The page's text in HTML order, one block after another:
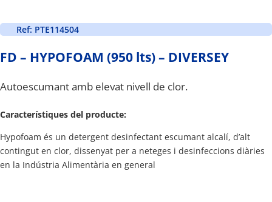
Ref: PTE114504
FD – HYPOFOAM (950 lts) – DIVERSEY
Autoescumant amb elevat nivell de clor.
Característiques del producte:
Hypofoam és un detergent desinfectant escumant alcalí, d’alt
contingut en clor, dissenyat per a neteges i desinfeccions diàries
en la Indústria Alimentària en general